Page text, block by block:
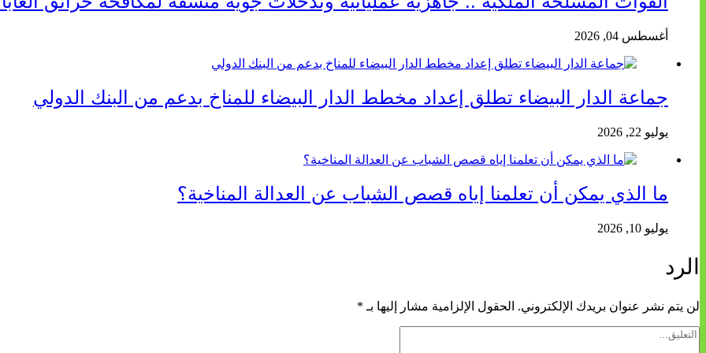
أغسطس 04, 2026
جماعة الدار البيضاء تطلق إعداد مخطط الدار البيضاء للمناخ بدعم من البنك الدولي
يوليو 22, 2026
ما الذي يمكن أن تعلمنا إياه قصص الشباب عن العدالة المناخية؟
يوليو 10, 2026
الرد
لن يتم نشر عنوان بريدك الإلكتروني. الحقول الإلزامية مشار إليها بـ *